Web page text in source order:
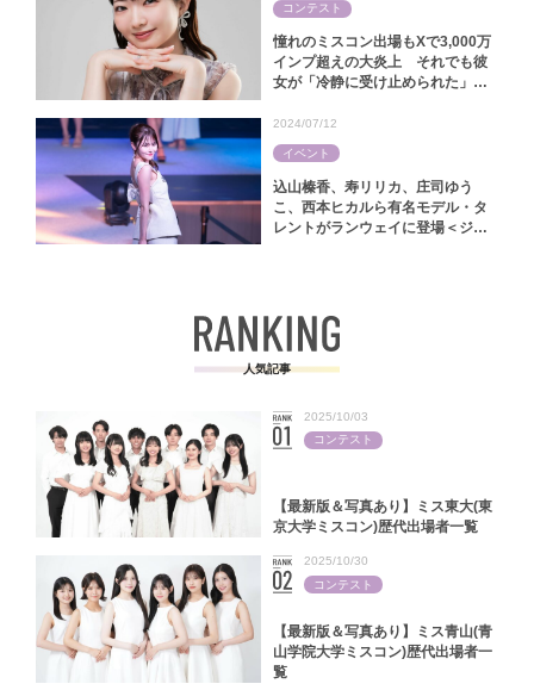
憧れのミスコン出場もXで3,000万
インプ超えの大炎上 それでも彼
女が「冷静に受け止められた」ワ
2025】
コンテスト
込山榛香、寿リリカ、庄司ゆう
こ、西本ヒカルら有名モデル・タ
レントがランウェイに登場＜ジャ
2024/07/12
イベント
人気記事
【最新版＆写真あり】ミス東大(東
京大学ミスコン)歴代出場者一覧
2025/10/03
コンテスト
【最新版＆写真あり】ミス青山(青
山学院大学ミスコン)歴代出場者一
覧
2025/10/30
コンテスト